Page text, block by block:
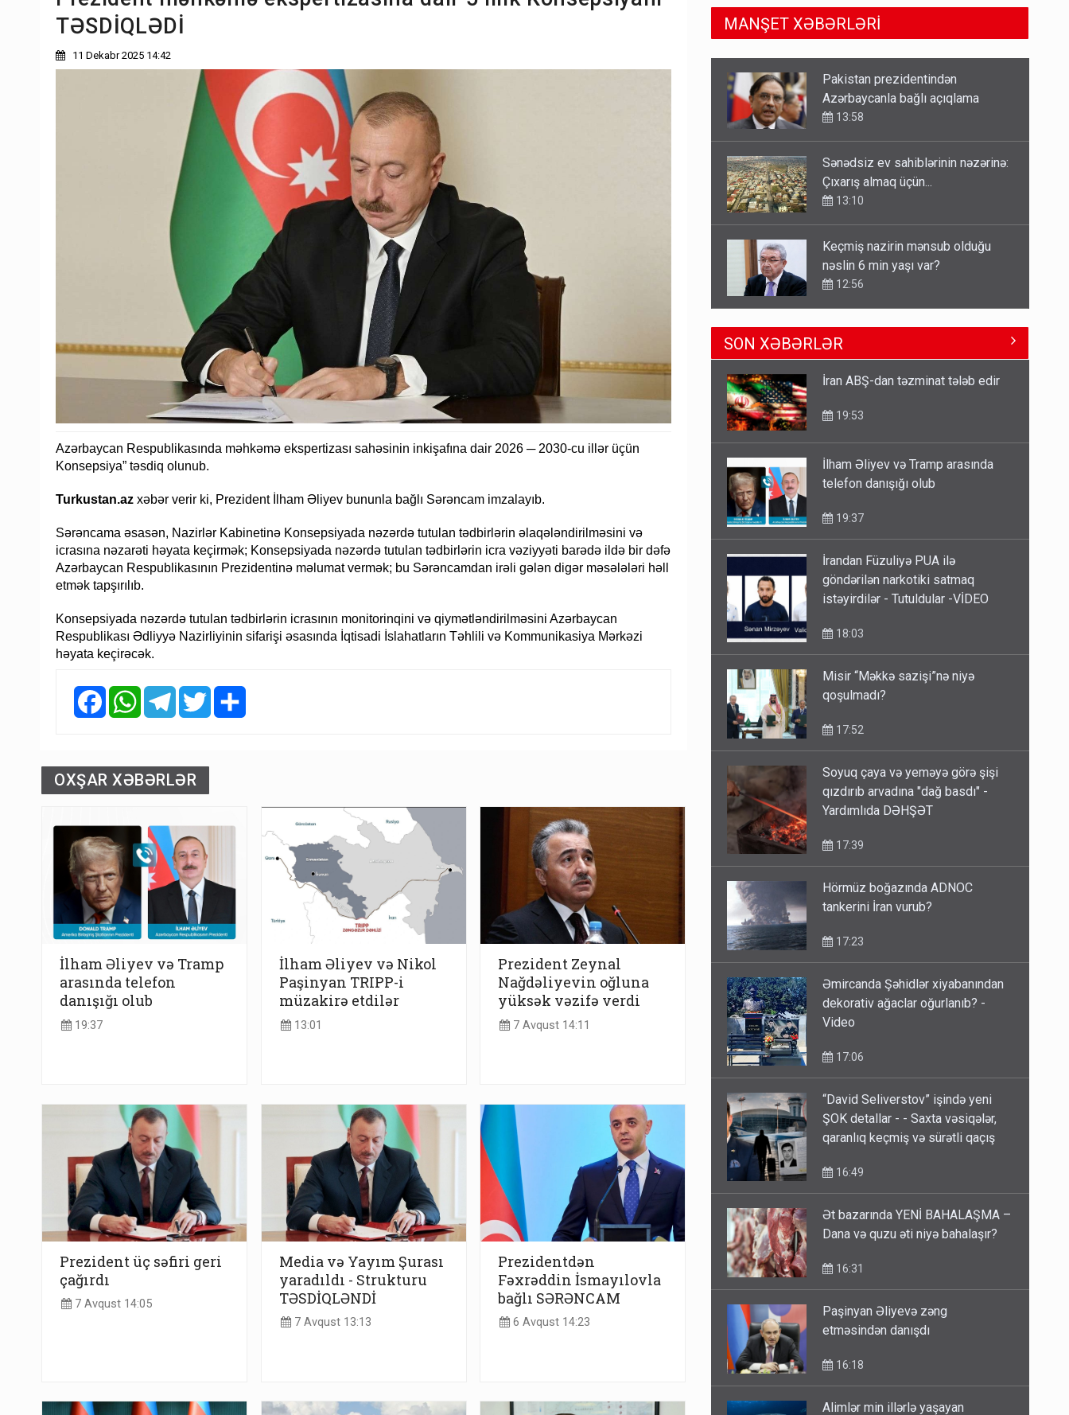
TƏSDİQLƏDİ
11 Dekabr 2025 14:42
Azərbaycan Respublikasında məhkəmə ekspertizası sahəsinin inkişafına dair 2026 ─ 2030-cu illər üçün
Konsepsiya” təsdiq olunub.
Turkustan.az xəbər verir ki, Prezident İlham Əliyev bununla bağlı Sərəncam imzalayıb.
Sərəncama əsasən, Nazirlər Kabinetinə Konsepsiyada nəzərdə tutulan tədbirlərin əlaqələndirilməsini və
icrasına nəzarəti həyata keçirmək; Konsepsiyada nəzərdə tutulan tədbirlərin icra vəziyyəti barədə ildə bir dəfə
Azərbaycan Respublikasının Prezidentinə məlumat vermək; bu Sərəncamdan irəli gələn digər məsələləri həll
etmək tapşırılıb.
Konsepsiyada nəzərdə tutulan tədbirlərin icrasının monitorinqini və qiymətləndirilməsini Azərbaycan
Respublikası Ədliyyə Nazirliyinin sifarişi əsasında İqtisadi İslahatların Təhlili və Kommunikasiya Mərkəzi
həyata keçirəcək.
FacebookWhatsAppTelegramTwitter
OXŞAR XƏBƏRLƏR
İlham Əliyev və Tramp
arasında telefon
danışığı olub
19:37
İlham Əliyev və Nikol
Paşinyan TRIPP-i
müzakirə etdilər
13:01
Prezident Zeynal
Nağdəliyevin oğluna
yüksək vəzifə verdi
7 Avqust 14:11
Prezident üç səfiri geri
çağırdı
7 Avqust 14:05
Media və Yayım Şurası
yaradıldı - Strukturu
TƏSDİQLƏNDİ
7 Avqust 13:13
Prezidentdən
Fəxrəddin İsmayılovla
bağlı SƏRƏNCAM
6 Avqust 14:23
MANŞET XƏBƏRLƏRİ
Sənədsiz ev sahiblərinin nəzərinə:
Çıxarış almaq üçün...
13:10
Keçmiş nazirin mənsub olduğu
nəslin 6 min yaşı var?
12:56
Britaniya Səfirliyi Vaşinqton
razılaşmasının ildönümü ilə bağlı
bəyanat yaydı
Paşinyan Əliyevə zəng
etməsindən danışdı
16:18
sülhdə də qalib gəldi - Hikmət
Hacıyev
15:02
Pakistan prezidentindən
13:58
SON XƏBƏRLƏR
İlham Əliyev və Tramp arasında
İrandan Füzuliyə PUA ilə
göndərilən narkotiki satmaq
Misir “Məkkə sazişi”nə niyə
Soyuq çaya və yeməyə görə şişi
qızdırıb arvadına "dağ basdı" -
Hörmüz boğazında ADNOC
Əmircanda Şəhidlər xiyabanından
dekorativ ağaclar oğurlanıb? -
“David Seliverstov” işində yeni
ŞOK detallar - - Saxta vəsiqələr,
Ət bazarında YENİ BAHALAŞMA –
Paşinyan Əliyevə zəng